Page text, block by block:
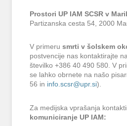
Prostori UP IAM SCSR v
Partizanska cesta 54, 2000
V primerusmrti v šolskem
postvencije nas kontaktirajte
številko +386 40 490 580. V
se lahko obrnete na našo
56 in info.scsr@upr.si).
Za medijska vprašanja
komuniciranje UP IAM: